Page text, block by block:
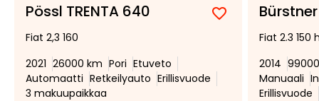
Pössl TRENTA 640
Lisää
suosikiksi
Poista
suosikeista
Fiat 2,3 160
2021 26000 km Pori Etuveto
Automaatti Retkeilyauto Erillisvuode
3 makuupaikkaa
Fiat 2.3 150
2014
Manuaali
Erillisvuode